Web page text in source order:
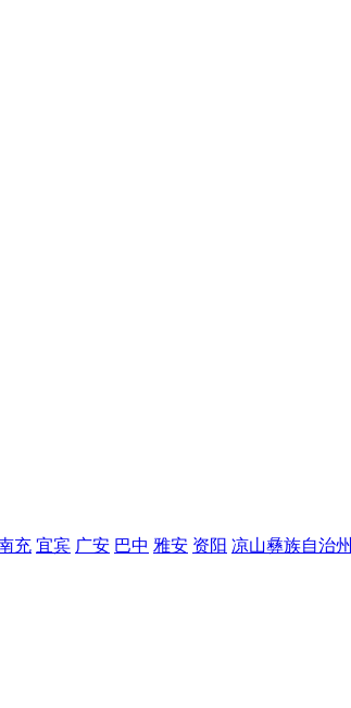
充 宜宾 广安 巴中 雅安 资阳 凉山彝族自治州